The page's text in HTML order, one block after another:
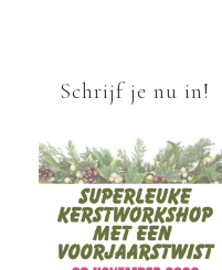
Schrijf je nu in!